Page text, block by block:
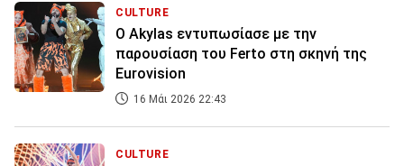
CULTURE
Ο Akylas εντυπωσίασε με την
παρουσίαση του Ferto στη σκηνή της
Eurovision
16 Μάι 2026 22:43
CULTURE